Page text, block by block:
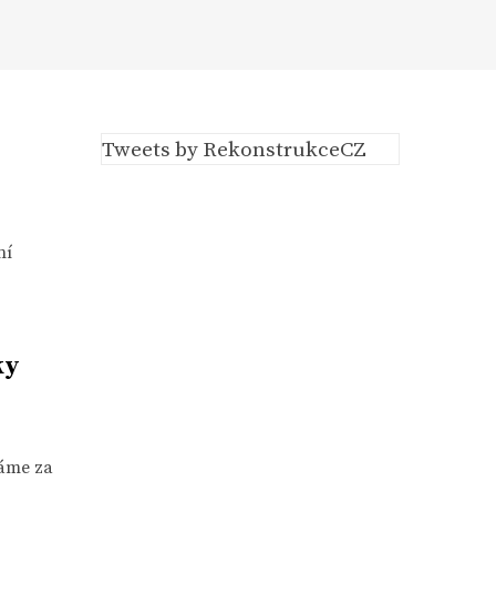
za
Tweets by RekonstrukceCZ